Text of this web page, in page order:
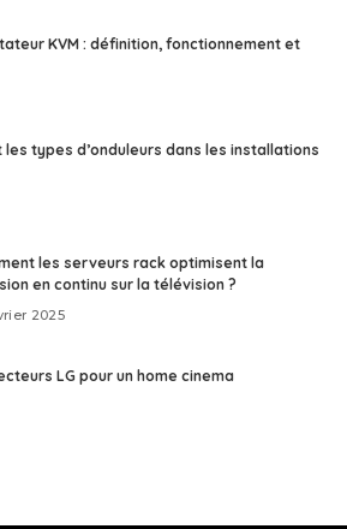
KVM : définition, fonctionnement et
types d’onduleurs dans les installations
les serveurs rack optimisent la
en continu sur la télévision ?
2025
LG pour un home cinema